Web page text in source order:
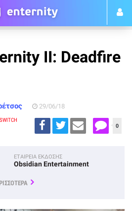
II: Deadfire
29/06/18
0
ΕΤΑΙΡΕΙΑ ΕΚΔΟΣΗΣ
Obsidian Entertainment